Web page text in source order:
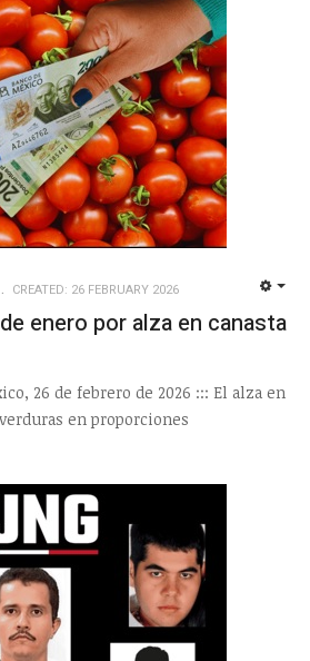
CREATED: 26 FEBRUARY 2026
enero por alza en canasta
26 de febrero de 2026 ::: El alza en
en proporciones